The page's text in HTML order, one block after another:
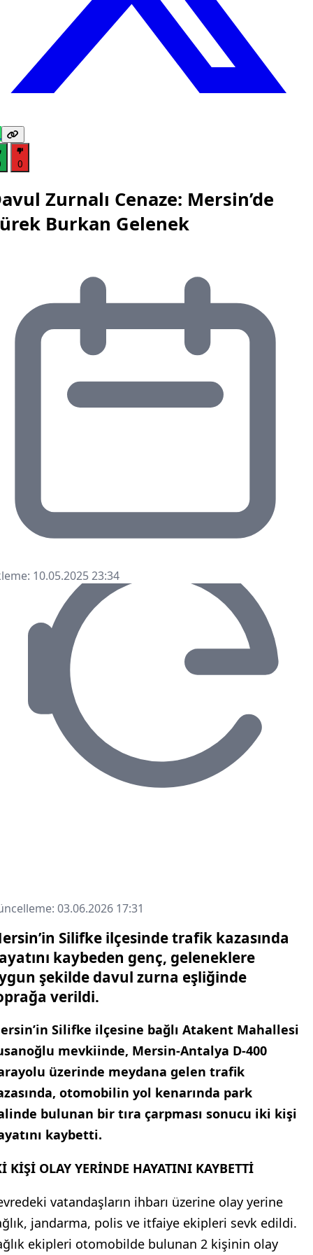
0
Zurnalı Cenaze: Mersin’de
Burkan Gelenek
10.05.2025 23:34
03.06.2026 17:31
Silifke ilçesinde trafik kazasında
kaybeden genç, geleneklere
şekilde davul zurna eşliğinde
verildi.
Silifke ilçesine bağlı Atakent Mahallesi
mevkiinde, Mersin-Antalya D-400
üzerinde meydana gelen trafik
otomobilin yol kenarında park
bulunan bir tıra çarpması sonucu iki kişi
kaybetti.
KİŞİ OLAY YERİNDE HAYATINI KAYBETTİ
vatandaşların ihbarı üzerine olay yerine
jandarma, polis ve itfaiye ekipleri sevk edildi.
ekipleri otomobilde bulunan 2 kişinin olay